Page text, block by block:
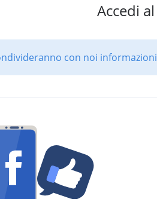
Accedi
con noi